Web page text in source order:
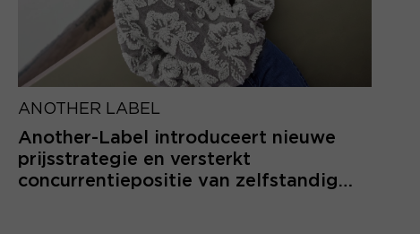
ANOTHER LABEL
Another-Label introduceert nieuwe
prijsstrategie en versterkt
concurrentiepositie van zelfstandige